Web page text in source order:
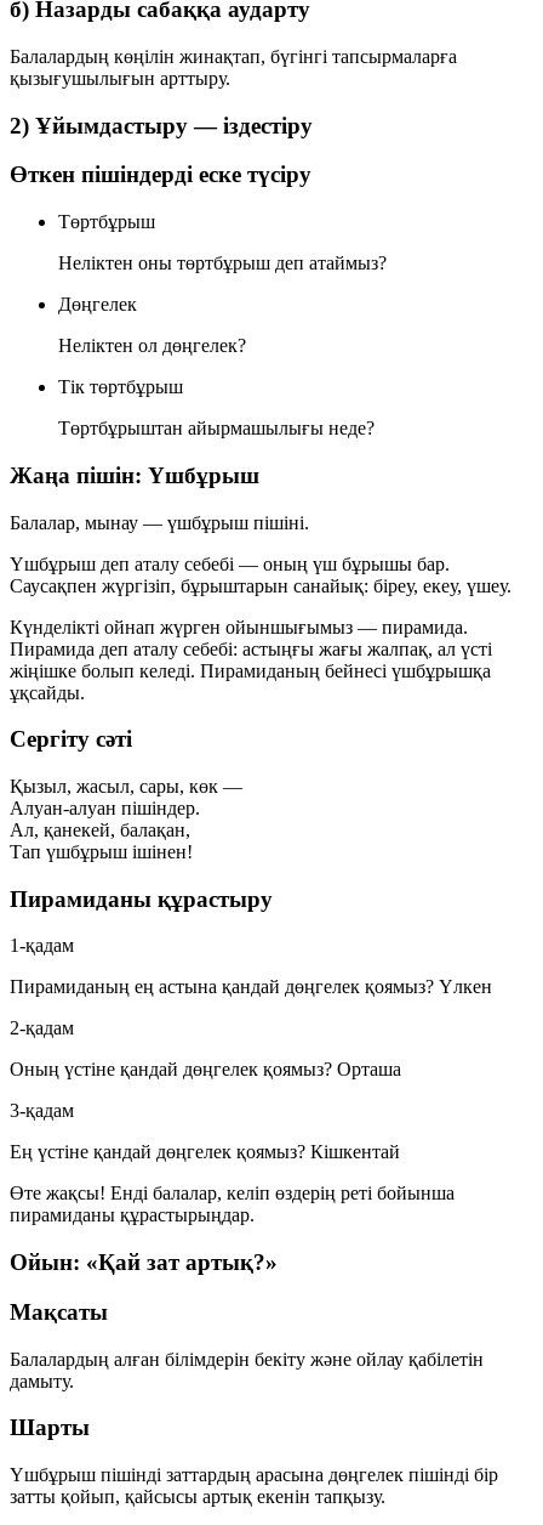
б) Назарды сабаққа аударту
Балалардың көңілін жинақтап, бүгінгі тапсырмаларға
қызығушылығын арттыру.
2) Ұйымдастыру — іздестіру
Өткен пішіндерді еске түсіру
Төртбұрыш
Неліктен оны төртбұрыш деп атаймыз?
Дөңгелек
Неліктен ол дөңгелек?
Тік төртбұрыш
Төртбұрыштан айырмашылығы неде?
Жаңа пішін: Үшбұрыш
Балалар, мынау — үшбұрыш пішіні.
Үшбұрыш деп аталу себебі — оның үш бұрышы бар.
Саусақпен жүргізіп, бұрыштарын санайық: біреу, екеу, үшеу.
Күнделікті ойнап жүрген ойыншығымыз — пирамида.
Пирамида деп аталу себебі: астыңғы жағы жалпақ, ал үсті
жіңішке болып келеді. Пирамиданың бейнесі үшбұрышқа
ұқсайды.
Сергіту сәті
Қызыл, жасыл, сары, көк —
Алуан-алуан пішіндер.
Ал, қанекей, балақан,
Тап үшбұрыш ішінен!
Пирамиданы құрастыру
1-қадам
Пирамиданың ең астына қандай дөңгелек қоямыз? Үлкен
2-қадам
Оның үстіне қандай дөңгелек қоямыз? Орташа
3-қадам
Ең үстіне қандай дөңгелек қоямыз? Кішкентай
Өте жақсы! Енді балалар, келіп өздерің реті бойынша
пирамиданы құрастырыңдар.
Ойын: «Қай зат артық?»
Мақсаты
Балалардың алған білімдерін бекіту және ойлау қабілетін
дамыту.
Шарты
Үшбұрыш пішінді заттардың арасына дөңгелек пішінді бір
затты қойып, қайсысы артық екенін тапқызу.